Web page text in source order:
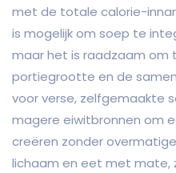
met de totale calorie-
is mogelijk om soep te
maar het is raadzaam om
portiegrootte en de
voor verse, zelfgemaakte
magere eiwitbronnen om
creëren zonder
lichaam en eet met mate,